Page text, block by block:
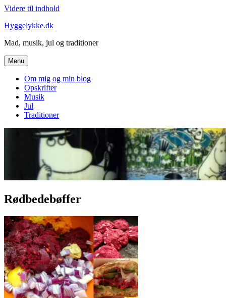
Videre til indhold
Hyggelykke.dk
Mad, musik, jul og traditioner
Menu
Om mig og min blog
Opskrifter
Musik
Jul
Traditioner
Rødbedebøffer